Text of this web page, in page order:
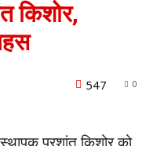
किशोर,
0
547